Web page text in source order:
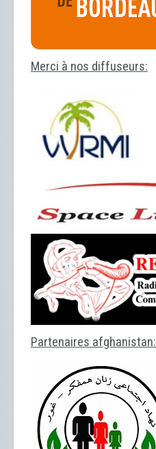
Merci à nos diffuseurs:
Partenaires afghanistan: